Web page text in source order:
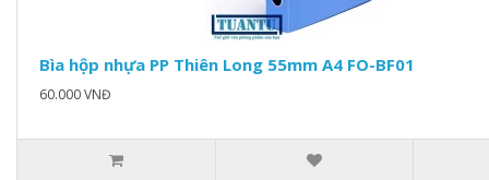
Bìa hộp nhựa PP Thiên Long 55mm A4 FO-BF01
60.000 VNĐ